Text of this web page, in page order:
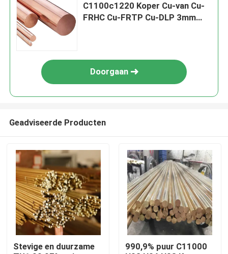
C1100c1220 Koper Cu-van Cu-
FRHC Cu-FRTP Cu-DLP 3mm
Doorgaan
Geadviseerde Producten
Stevige en duurzame
990,9% puur C11000